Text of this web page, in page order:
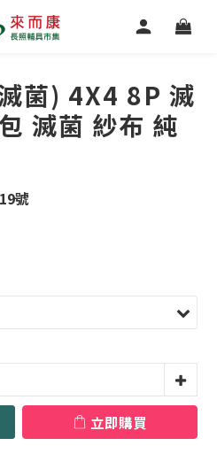
菌) 4X4 8P 滅
滅菌 紗布 純
號
立即購買